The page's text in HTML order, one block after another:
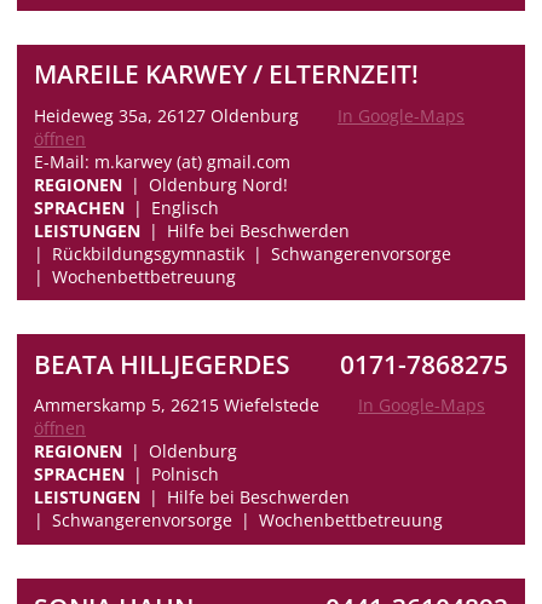
MAREILE KARWEY / ELTERNZEIT!
Heideweg 35a, 26127 Oldenburg
In Google-Maps
öffnen
E-Mail: m.karwey (at) gmail.com
REGIONEN
Oldenburg Nord!
SPRACHEN
Englisch
LEISTUNGEN
Hilfe bei Beschwerden
Rückbildungsgymnastik
Schwangerenvorsorge
Wochenbettbetreuung
BEATA HILLJEGERDES 0171-7868275
Ammerskamp 5, 26215 Wiefelstede
In Google-Maps
öffnen
REGIONEN
Oldenburg
SPRACHEN
Polnisch
LEISTUNGEN
Hilfe bei Beschwerden
Schwangerenvorsorge
Wochenbettbetreuung